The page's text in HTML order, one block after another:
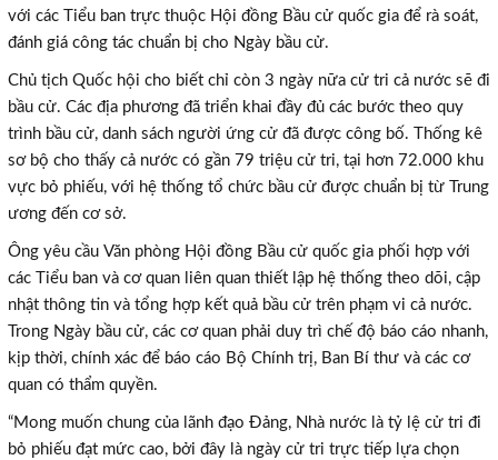
với các Tiểu ban trực thuộc Hội đồng Bầu cử quốc gia để rà soát,
đánh giá công tác chuẩn bị cho Ngày bầu cử.
Chủ tịch Quốc hội cho biết chỉ còn 3 ngày nữa cử tri cả nước sẽ đi
bầu cử. Các địa phương đã triển khai đầy đủ các bước theo quy
trình bầu cử, danh sách người ứng cử đã được công bố. Thống kê
sơ bộ cho thấy cả nước có gần 79 triệu cử tri, tại hơn 72.000 khu
vực bỏ phiếu, với hệ thống tổ chức bầu cử được chuẩn bị từ Trung
ương đến cơ sở.
Ông yêu cầu Văn phòng Hội đồng Bầu cử quốc gia phối hợp với
các Tiểu ban và cơ quan liên quan thiết lập hệ thống theo dõi, cập
nhật thông tin và tổng hợp kết quả bầu cử trên phạm vi cả nước.
Trong Ngày bầu cử, các cơ quan phải duy trì chế độ báo cáo nhanh,
kịp thời, chính xác để báo cáo Bộ Chính trị, Ban Bí thư và các cơ
quan có thẩm quyền.
“Mong muốn chung của lãnh đạo Đảng, Nhà nước là tỷ lệ cử tri đi
bỏ phiếu đạt mức cao, bởi đây là ngày cử tri trực tiếp lựa chọn